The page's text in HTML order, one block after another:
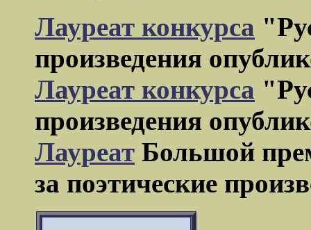
Лауреат конкурса
произведения
Лауреат конкурса
произведения
Лауреат Большой
за поэтические